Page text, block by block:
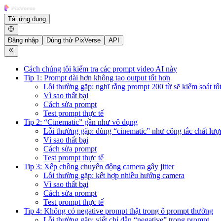
Tải ứng dụng
Đăng nhập Dùng thử PixVerse API
Cách chúng tôi kiểm tra các prompt video AI này
Tip 1: Prompt dài hơn không tạo output tốt hơn
Lỗi thường gặp: nghĩ rằng prompt 200 từ sẽ kiểm soát
Vì sao thất bại
Cách sửa prompt
Test prompt thực tế
Tip 2: “Cinematic” gần như vô dụng
Lỗi thường gặp: dùng “cinematic” như công tắc chất
Vì sao thất bại
Cách sửa prompt
Test prompt thực tế
Tip 3: Xếp chồng chuyển động camera gây jitter
Lỗi thường gặp: kết hợp nhiều hướng camera
Vì sao thất bại
Cách sửa prompt
Test prompt thực tế
Tip 4: Không có negative prompt thật trong ô prompt thường